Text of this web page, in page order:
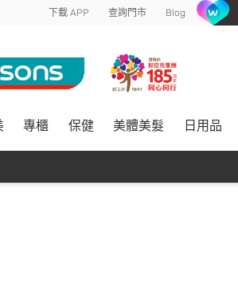
下載 APP 查詢門市 Blog
專櫃 保健 美體美髮 日用品